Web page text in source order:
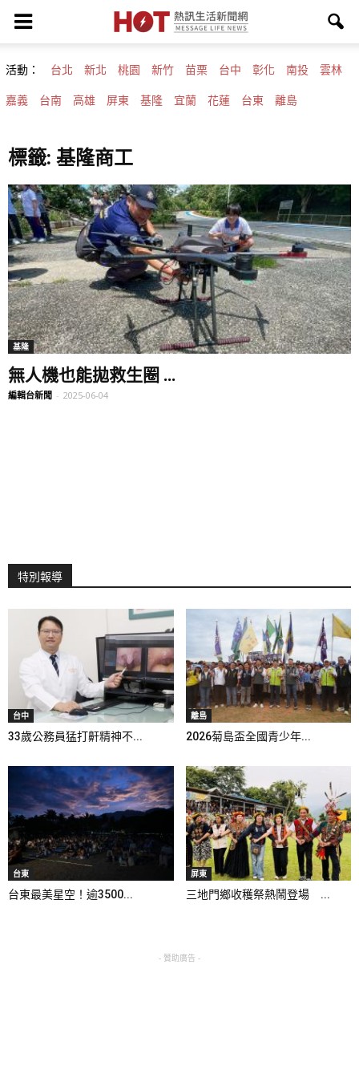
活動： 台北 新北 桃園 新竹 苗栗 台中 彰化 南投 雲林
嘉義 台南 高雄 屏東 基隆 宜蘭 花蓮 台東 離島
標籤: 基隆商工
基隆
無人機也能拋救生圈 ...
編輯台新聞 - 2025-06-04
特別報導
台中
33歲公務員猛打鼾精神不...
離島
2026菊島盃全國青少年...
台東
台東最美星空！逾3500...
屏東
三地門鄉收穫祭熱鬧登場 ...
- 贊助廣告 -